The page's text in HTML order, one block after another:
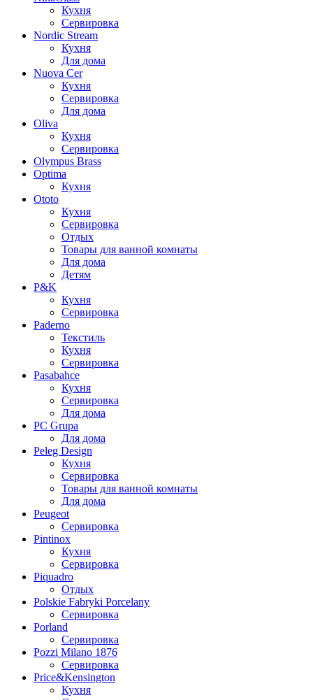
Кухня
Сервировка
Nordic Stream
Кухня
Для дома
Nuova Cer
Кухня
Сервировка
Для дома
Oliva
Кухня
Сервировка
Olympus Brass
Optima
Кухня
Ototo
Кухня
Сервировка
Отдых
Товары для ванной комнаты
Для дома
Детям
P&K
Кухня
Сервировка
Paderno
Текстиль
Кухня
Сервировка
Pasabahce
Кухня
Сервировка
Для дома
PC Grupa
Для дома
Peleg Design
Кухня
Сервировка
Товары для ванной комнаты
Для дома
Peugeot
Сервировка
Pintinox
Кухня
Сервировка
Piquadro
Отдых
Polskie Fabryki Porcelany
Сервировка
Porland
Сервировка
Pozzi Milano 1876
Сервировка
Price&Kensington
Кухня